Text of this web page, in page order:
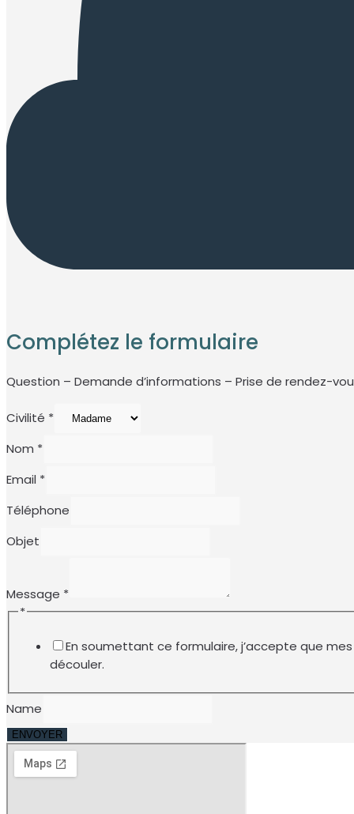
Complétez le formulaire
Question – Demande d’informations – Prise de rendez-
Civilité *
Nom *
Email *
Téléphone
Objet
Message *
*
En soumettant ce formulaire, j’accepte que
découler.
Name
ENVOYER